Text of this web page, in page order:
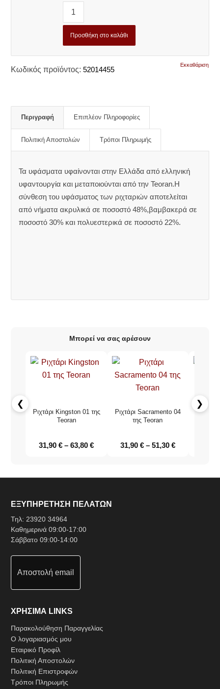
Εκκαθάριση
Προσθήκη στο καλάθι
Κωδικός προϊόντος: 52014455
Περιγραφή Επιπλέον Πληροφορίες
Πολιτική Αποστολών Τρόποι Πληρωμής
Τα υφάσματα υφαίνονται στην Ελλάδα από ελληνική
υφαντουργία και μεταποιούνται από την Teoran.Η
σύνθεση του υφάσματος των ριχταριών αποτελείται
από νήματα ακρυλικά σε ποσοστό 48%,βαμβακερά σε
ποσοστό 30% και πολυεστερικά σε ποσοστό 22%.
Μπορεί να σας αρέσουν
❮
Ριχτάρι Kingston 01 της
Teoran
31,90€ – 63,80€
Ριχτάρι Sacramento 04
της Teoran
31,90 € – 51,30 €
Σενίλ
❯
ΕΞΥΠΗΡΕΤΗΣΗ ΠΕΛΑΤΩΝ
Τηλ:23920 34964
Καθημερινά 09:00-17:00
Σάββατο 09:00-14:00
Αποστολή email
ΧΡΗΣΙΜΑ LINKS
Παρακολούθηση Παραγγελίας
Ο λογαριασμός μου
Εταιρικό Προφίλ
Πολιτική Αποστολών
Πολιτική Επιστροφών
Τρόποι Πληρωμής